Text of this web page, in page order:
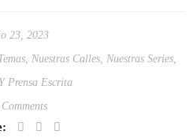
23, 2023
, Nuestras Calles, Nuestras Series,
Prensa Escrita